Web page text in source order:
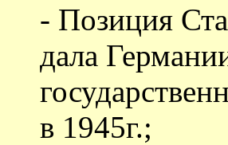
- Позиция
дала
в 1945г.;